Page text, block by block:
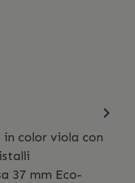
color viola con
37 mm Eco-